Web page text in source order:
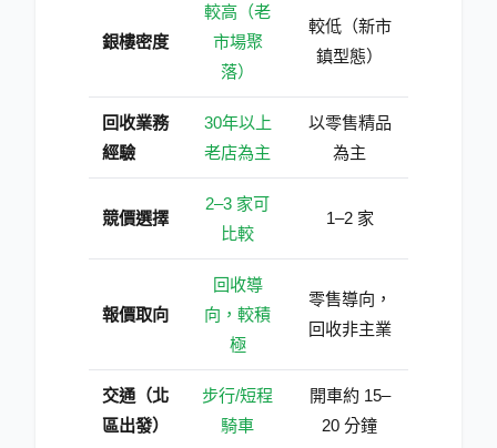
銀樓密度
較高（老
市場聚
落）
較低（新市
鎮型態）
回收業務
經驗
30年以上
老店為主
以零售精品
為主
競價選擇
2–3 家可
比較
1–2 家
報價取向
回收導
向，較積
極
零售導向，
回收非主業
交通（北
區出發）
步行/短程
騎車
開車約 15–
20 分鐘